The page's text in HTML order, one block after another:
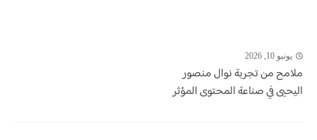
يونيو 10, 2026
ملامح من تجربة نوال منصور
اليحيى في صناعة المحتوى المؤثر